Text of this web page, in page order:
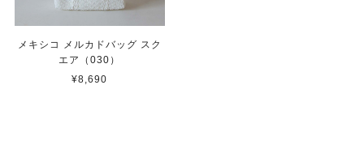
メキシコ メルカドバッグ スク
エア（030）
¥8,690